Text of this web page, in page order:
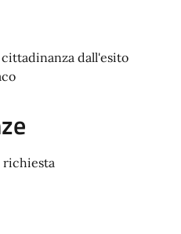
dall'esito
richiesta